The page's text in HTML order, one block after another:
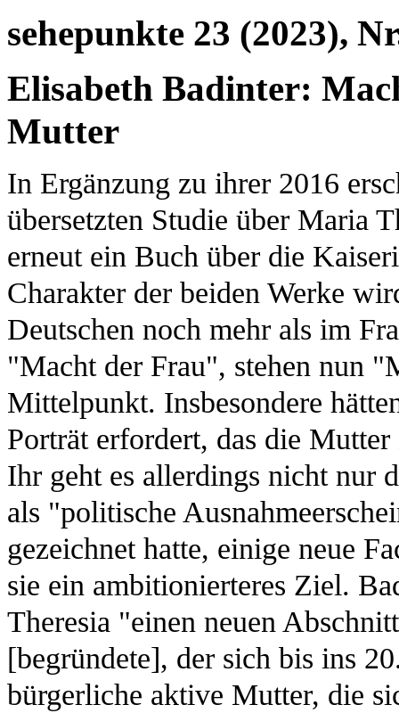
sehepunkte 23 (2023),
Elisabeth Badinter:
Mutter
In Ergänzung zu ihrer 2016
übersetzten Studie über Maria
erneut ein Buch über die
Charakter der beiden Werke
Deutschen noch mehr als im
"Macht der Frau", stehen nun
Mittelpunkt. Insbesondere
Porträt erfordert, das die
Ihr geht es allerdings nicht nur
als "politische
gezeichnet hatte, einige neue
sie ein ambitionierteres Ziel.
Theresia "einen neuen
[begründete], der sich bis ins
bürgerliche aktive Mutter, die